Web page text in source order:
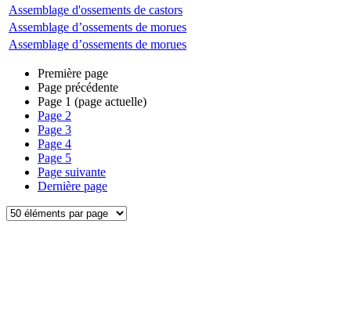
Assemblage d'ossements de castors
Assemblage d’ossements de morues
Assemblage d’ossements de morues
Première page
Page précédente
Page 1 (page actuelle)
Page 2
Page 3
Page 4
Page 5
Page suivante
Dernière page